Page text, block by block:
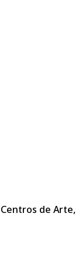
de Arte,